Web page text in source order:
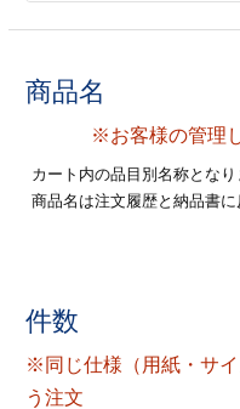
印刷
ファイル印刷
ァイル印刷
印刷
名刺印刷
ムカード印刷
刷
商品名
※お客様の管理
カート内の品目別名称となり
商品名は注文履歴と納品書に
件数
※同じ仕様（用紙・サ
う注文